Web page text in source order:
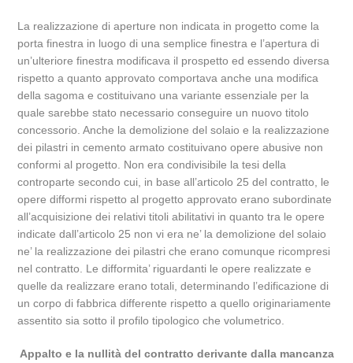
La realizzazione di aperture non indicata in progetto come la
porta finestra in luogo di una semplice finestra e l’apertura di
un’ulteriore finestra modificava il prospetto ed essendo diversa
rispetto a quanto approvato comportava anche una modifica
della sagoma e costituivano una variante essenziale per la
quale sarebbe stato necessario conseguire un nuovo titolo
concessorio. Anche la demolizione del solaio e la realizzazione
dei pilastri in cemento armato costituivano opere abusive non
conformi al progetto. Non era condivisibile la tesi della
controparte secondo cui, in base all’articolo 25 del contratto, le
opere difformi rispetto al progetto approvato erano subordinate
all’acquisizione dei relativi titoli abilitativi in quanto tra le opere
indicate dall’articolo 25 non vi era ne’ la demolizione del solaio
ne’ la realizzazione dei pilastri che erano comunque ricompresi
nel contratto. Le difformita’ riguardanti le opere realizzate e
quelle da realizzare erano totali, determinando l’edificazione di
un corpo di fabbrica differente rispetto a quello originariamente
assentito sia sotto il profilo tipologico che volumetrico.
Appalto e la nullità del contratto derivante dalla mancanza